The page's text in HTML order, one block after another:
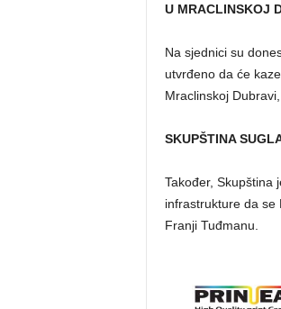
U MRACLINSKOJ
Na sjednici su
utvrđeno da će
Mraclinskoj
SKUPŠTINA
Također, Skupština
infrastrukture da se
Franji Tuđmanu.